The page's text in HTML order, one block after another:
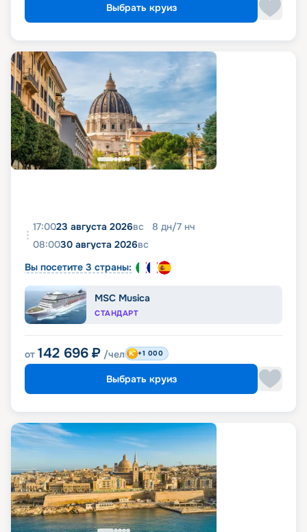
Выбрать круиз
17:0023 августа 2026вс 8 дн/7 нч
08:0030 августа 2026вс
Вы посетите 3 страны:
MSC Musica
СТАНДАРТ
от 142 696 ₽ /чел +1 000
Выбрать круиз